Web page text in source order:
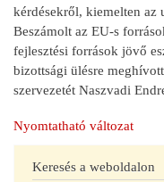
kérdésekről, kiemelten az
Beszámolt az EU-s
fejlesztési források jövő
bizottsági ülésre
szervezetét Naszvadi
Nyomtatható változat
Keresés a weboldalon